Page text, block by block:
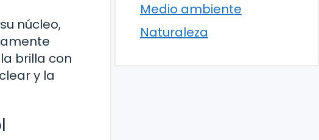
núcleo,
brilla con
y la
Medio ambiente
Naturaleza